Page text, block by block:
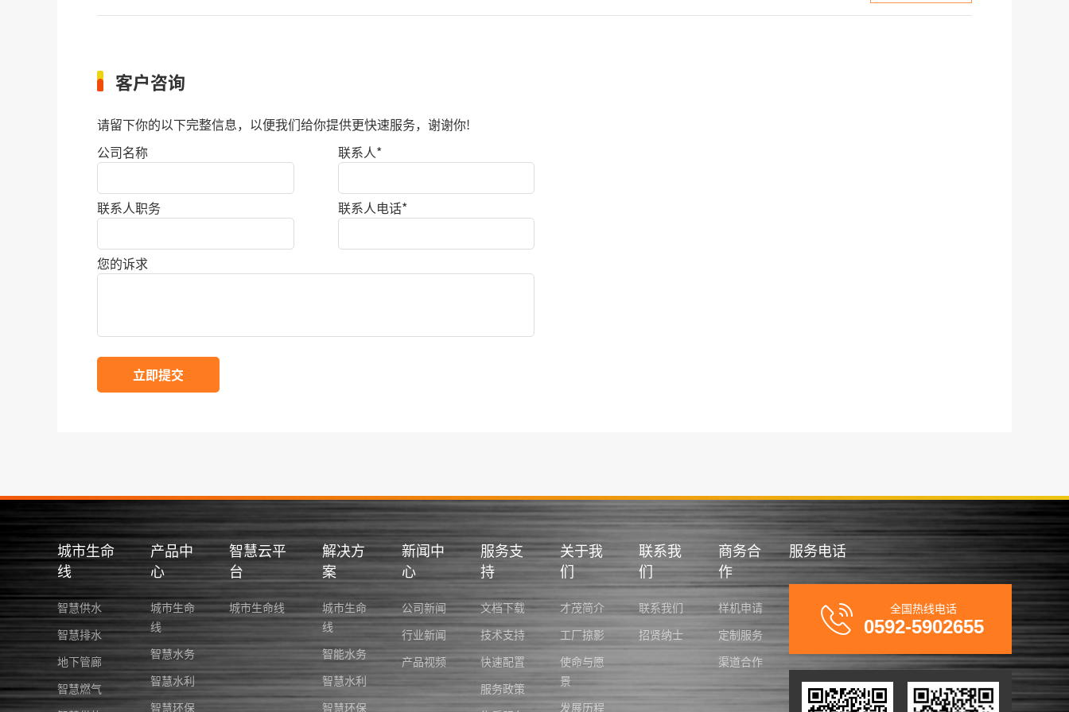
客户咨询
请留下你的以下完整信息，以便我们给你提供更快速服务，谢谢你!
公司名称
联系人*
联系人职务 联系人电话*
您的诉求
立即提交
城市生命
线
智慧供水
智慧排水
地下管廊
智慧燃气
产品中
心
城市生命
线
智慧水务
智慧水利
智慧环保
智慧云平
台
城市生命线
解决方
案
城市生命
线
智能水务
智慧水利
智慧环保
新闻中
心
公司新闻
行业新闻
产品视频
服务支
持
文档下载
技术支持
快速配置
服务政策
关于我
们
才茂简介
工厂掠影
使命与愿
景
发展历程
联系我
们
联系我们
招贤纳士
商务合
作
样机申请
定制服务
渠道合作
服务电话
全国热线电话
0592-5902655